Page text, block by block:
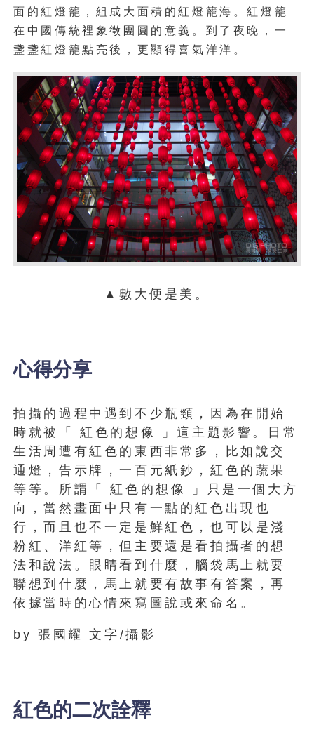
面的紅燈籠，組成大面積的紅燈籠海。紅燈籠
在中國傳統裡象徵團圓的意義。到了夜晚，一
盞盞紅燈籠點亮後，更顯得喜氣洋洋。
▲數大便是美。
心得分享
拍攝的過程中遇到不少瓶頸，因為在開始
時就被「 紅色的想像 」這主題影響。日常
生活周遭有紅色的東西非常多，比如說交
通燈，告示牌，一百元紙鈔，紅色的蔬果
等等。所謂「 紅色的想像 」只是一個大方
向，當然畫面中只有一點的紅色出現也
行，而且也不一定是鮮紅色，也可以是淺
粉紅、洋紅等，但主要還是看拍攝者的想
法和說法。眼睛看到什麼，腦袋馬上就要
聯想到什麼，馬上就要有故事有答案，再
依據當時的心情來寫圖說或來命名。
by 張國耀 文字/攝影
紅色的二次詮釋